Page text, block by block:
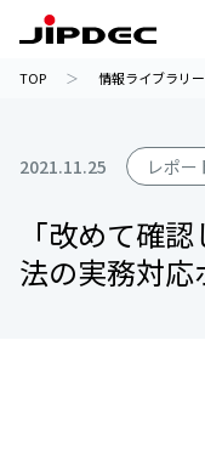
TOP 情報ライブラリー
2021.11.25 レポー
「改めて確
法の実務対応